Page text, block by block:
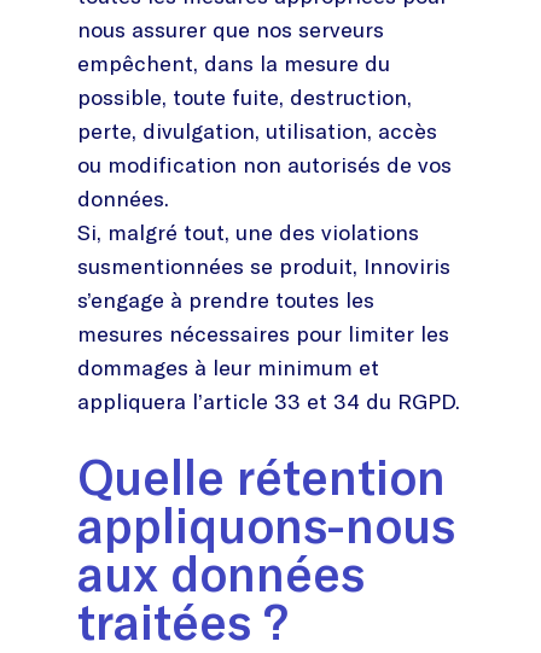
nous assurer que nos serveurs
empêchent, dans la mesure du
possible, toute fuite, destruction,
perte, divulgation, utilisation, accès
ou modification non autorisés de vos
données.
Si, malgré tout, une des violations
susmentionnées se produit, Innoviris
s’engage à prendre toutes les
mesures nécessaires pour limiter les
dommages à leur minimum et
appliquera l’article 33 et 34 du RGPD.
Quelle rétention
appliquons-nous
aux données
traitées ?